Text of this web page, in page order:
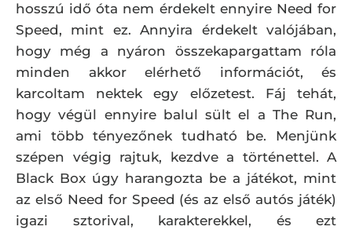
hosszú idő óta nem érdekelt ennyire Need for
Speed, mint ez. Annyira érdekelt valójában,
hogy még a nyáron összekapargattam róla
minden akkor elérhető információt, és
karcoltam nektek egy előzetest. Fáj tehát,
hogy végül ennyire balul sült el a The Run,
ami több tényezőnek tudható be. Menjünk
szépen végig rajtuk, kezdve a történettel. A
Black Box úgy harangozta be a játékot, mint
az első Need for Speed (és az első autós játék)
igazi sztorival, karakterekkel, és ezt